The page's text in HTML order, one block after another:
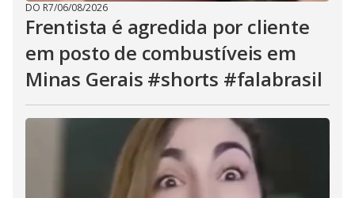
DO R7/06/08/2026
Frentista é agredida por cliente
em posto de combustíveis em
Minas Gerais #shorts #falabrasil